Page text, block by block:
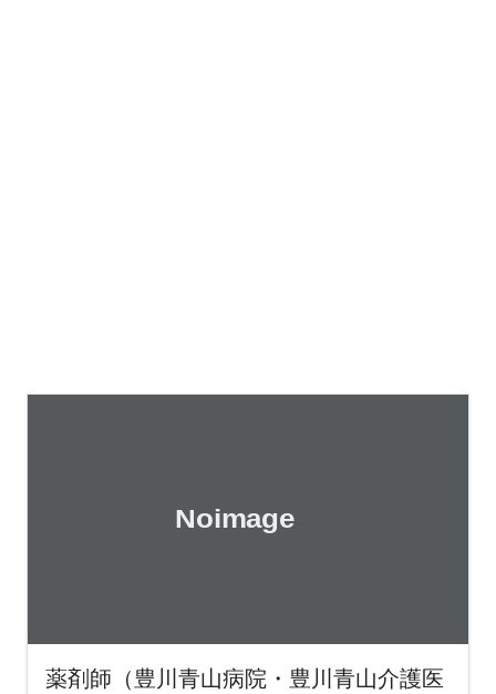
薬剤師（豊川青山病院・豊川青山介護医